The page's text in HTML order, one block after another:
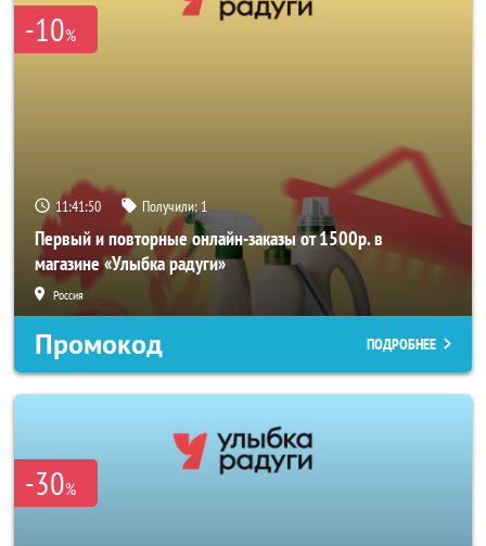
-10%
11:41:49 Получили:1
Первый и повторные онлайн-заказы от 1500р. в
магазине «Улыбка радуги»
Россия
Промокод ПОДРОБНЕЕ
-30%